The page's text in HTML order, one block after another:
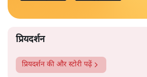
प्रियदर्शन
प्रियदर्शन की और स्टोरी पढ़ें